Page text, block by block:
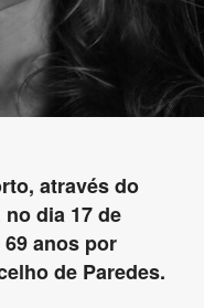
através do
dia 17 de
anos por
de Paredes.